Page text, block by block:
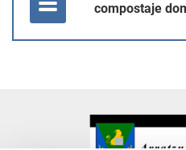
compostaje